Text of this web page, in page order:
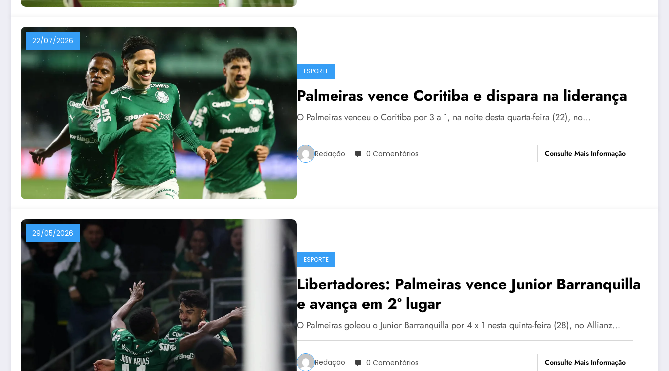
22/07/2026
ESPORTE
Palmeiras vence Coritiba e dispara na liderança
O Palmeiras venceu o Coritiba por 3 a 1, na noite desta quarta-feira (22), no…
Redação 0 Comentários Consulte Mais Informação
29/05/2026
ESPORTE
Libertadores: Palmeiras vence Junior Barranquilla
e avança em 2º lugar
O Palmeiras goleou o Junior Barranquilla por 4 x 1 nesta quinta-feira (28), no Allianz…
Redação 0 Comentários Consulte Mais Informação